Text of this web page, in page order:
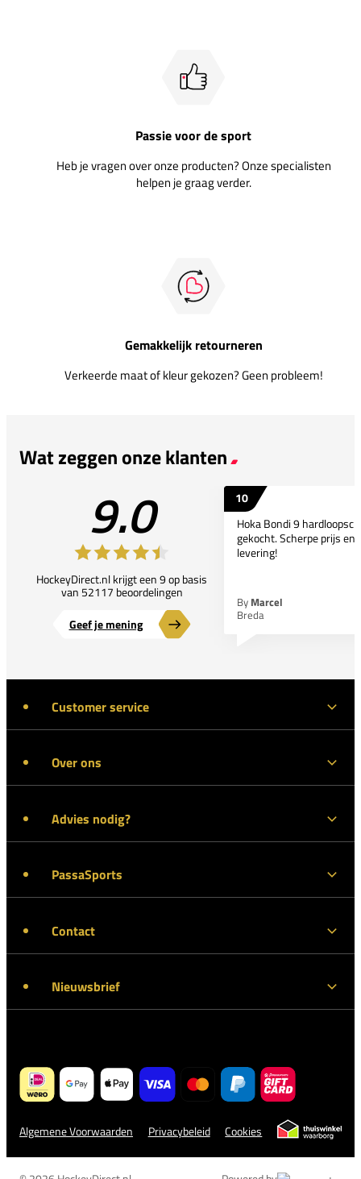
Passie voor de sport
Heb je vragen over onze producten? Onze specialisten
helpen je graag verder.
Gemakkelijk retourneren
Verkeerde maat of kleur gekozen? Geen probleem!
Wat zeggen onze klanten
9.0
HockeyDirect.nl krijgt een 9 op basis
van 52117 beoordelingen
Geef je mening
10
Hoka Bondi 9
gekocht. Scherpe prijs en
levering!
By Marcel
Breda
Customer service
Over ons
Advies nodig?
PassaSports
Contact
Nieuwsbrief
Algemene Voorwaarden Privacybeleid Cookies